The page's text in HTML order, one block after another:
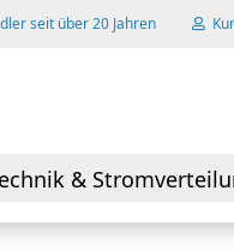
seit über 20 Jahren
&